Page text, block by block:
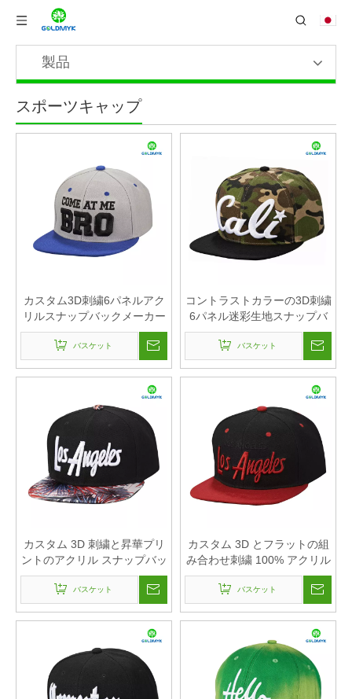
製品
スポーツキャップ
カスタム3D刺繍6パネルアク
リルスナップバックメーカー
バスケット
コントラストカラーの3D刺繍
6パネル迷彩生地スナップバ
ックキャップ
バスケット
カスタム 3D 刺繍と昇華プリ
ントのアクリル スナップバッ
ク メーカー
バスケット
カスタム 3D とフラットの組
み合わせ刺繍 100% アクリル
スナップバック キャップ
バスケット